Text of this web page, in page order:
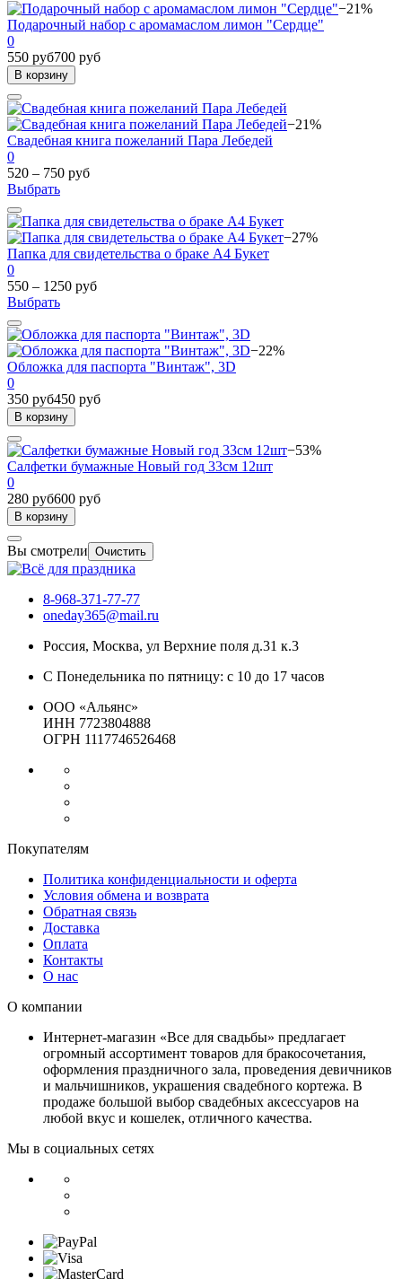
−21%
Подарочный набор с аромамаслом лимон "Сердце"
0
550 руб700 руб
В корзину
−21%
Свадебная книга пожеланий Пара Лебедей
0
520 – 750 руб
Выбрать
−27%
Папка для свидетельства о браке А4 Букет
0
550 – 1250 руб
Выбрать
−22%
Обложка для паспорта "Винтаж", 3D
0
350 руб450 руб
В корзину
−53%
Салфетки бумажные Новый год 33см 12шт
0
280 руб600 руб
В корзину
Вы смотрели Очистить
8-968-371-77-77
oneday365@mail.ru
Россия, Москва, ул Верхние поля д.31 к.3
С Понедельника по пятницу: с 10 до 17 часов
ООО «Альянс»
ИНН 7723804888
ОГРН 1117746526468
Покупателям
Политика конфиденциальности и оферта
Условия обмена и возврата
Обратная связь
Доставка
Оплата
Контакты
О нас
О компании
Интернет-магазин «Все для свадьбы» предлагает
огромный ассортимент товаров для бракосочетания,
оформления праздничного зала, проведения девичников
и мальчишников, украшения свадебного кортежа. В
продаже большой выбор свадебных аксессуаров на
любой вкус и кошелек, отличного качества.
Мы в социальных сетях